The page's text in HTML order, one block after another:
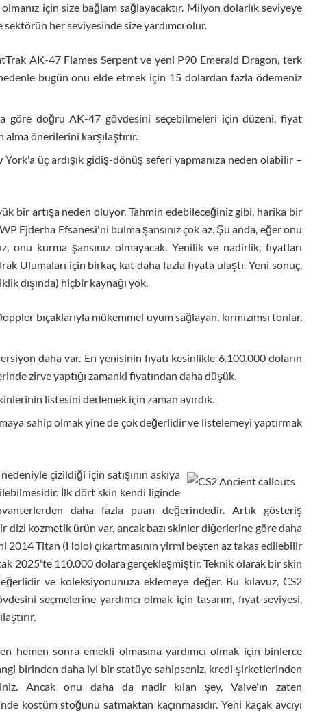
için size bağlam sağlayacaktır. Milyon dolarlık seviyeye
her seviyesinde size yardımcı olur.
AK-47 Flames Serpent ve yeni P90 Emerald Dragon, terk
bugün onu elde etmek için 15 dolardan fazla ödemeniz
göre doğru AK-47 gövdesini seçebilmeleri için düzeni, fiyat
alma önerilerini karşılaştırır.
üç ardışık gidiş-dönüş seferi yapmanıza neden olabilir –
bir artışa neden oluyor. Tahmin edebileceğiniz gibi, harika bir
Ejderha Efsanesi'ni bulma şansınız çok az. Şu anda, eğer onu
onu kurma şansınız olmayacak. Yenilik ve nadirlik, fiyatları
Ulumaları için birkaç kat daha fazla fiyata ulaştı. Yeni sonuç,
dışında) hiçbir kaynağı yok.
bıçaklarıyla mükemmel uyum sağlayan, kırmızımsı tonlar,
daha var. En yenisinin fiyatı kesinlikle 6.100.000 doların
zirve yaptığı zamanki fiyatından daha düşük.
listesini derlemek için zaman ayırdık.
sahip olmak yine de çok değerlidir ve listelemeyi yaptırmak
çizildiği için satışının askıya
İlk dört skin kendi liginde
daha fazla puan değerindedir. Artık gösteriş
kozmetik ürün var, ancak bazı skinler diğerlerine göre daha
2014 Titan (Holo) çıkartmasının yirmi beşten az takas edilebilir
2025'te 110.000 dolara gerçekleşmiştir. Teknik olarak bir skin
ve koleksiyonunuza eklemeye değer. Bu kılavuz, CS2
seçmelerine yardımcı olmak için tasarım, fiyat seviyesi,
hemen sonra emekli olmasına yardımcı olmak için binlerce
birinden daha iyi bir statüye sahipseniz, kredi şirketlerinden
Ancak onu daha da nadir kılan şey, Valve'ın zaten
kostüm stoğunu satmaktan kaçınmasıdır. Yeni kaçak avcıyı